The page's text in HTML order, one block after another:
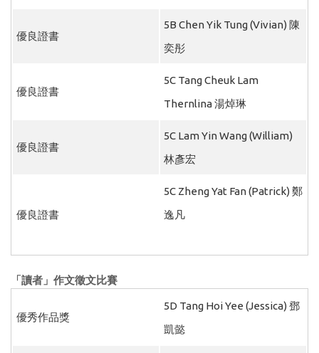
優良證書
5B Chen Yik Tung (Vivian) 陳
奕彤
優良證書
5C Tang Cheuk Lam
Thernlina 湯焯琳
優良證書
5C Lam Yin Wang (William)
林彥宏
優良證書
5C Zheng Yat Fan (Patrick) 鄭
逸凡
「讀者」作文徵文比賽
優秀作品獎
5D Tang Hoi Yee (Jessica) 鄧
凱懿